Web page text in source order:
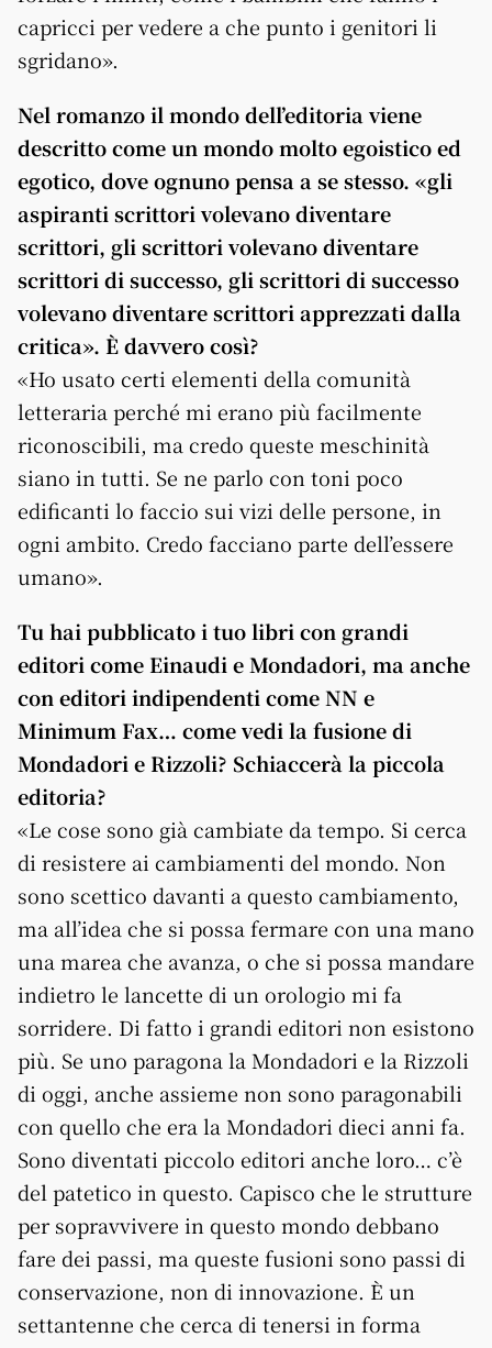
capricci per vedere a che punto i genitori li
sgridano».
Nel romanzo il mondo dell’editoria viene
descritto come un mondo molto egoistico ed
egotico, dove ognuno pensa a se stesso. «gli
aspiranti scrittori volevano diventare
scrittori, gli scrittori volevano diventare
scrittori di successo, gli scrittori di successo
volevano diventare scrittori apprezzati dalla
critica». È davvero così?
«Ho usato certi elementi della comunità
letteraria perché mi erano più facilmente
riconoscibili, ma credo queste meschinità
siano in tutti. Se ne parlo con toni poco
edificanti lo faccio sui vizi delle persone, in
ogni ambito. Credo facciano parte dell’essere
umano».
Tu hai pubblicato i tuo libri con grandi
editori come Einaudi e Mondadori, ma anche
con editori indipendenti come NN e
Minimum Fax… come vedi la fusione di
Mondadori e Rizzoli? Schiaccerà la piccola
editoria?
«Le cose sono già cambiate da tempo. Si cerca
di resistere ai cambiamenti del mondo. Non
sono scettico davanti a questo cambiamento,
ma all’idea che si possa fermare con una mano
una marea che avanza, o che si possa mandare
indietro le lancette di un orologio mi fa
sorridere. Di fatto i grandi editori non esistono
più. Se uno paragona la Mondadori e la Rizzoli
di oggi, anche assieme non sono paragonabili
con quello che era la Mondadori dieci anni fa.
Sono diventati piccolo editori anche loro… c’è
del patetico in questo. Capisco che le strutture
per sopravvivere in questo mondo debbano
fare dei passi, ma queste fusioni sono passi di
conservazione, non di innovazione. È un
settantenne che cerca di tenersi in forma